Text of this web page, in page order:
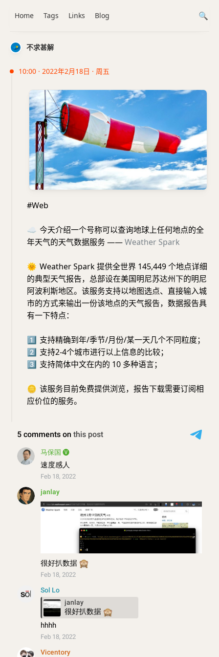
不求甚解
10:00 · 2022年2月18日 · 周五
#Web
☁️ 今天介绍一个号称可以查询地球上任何地点的全
年天气的天气数据服务 ——Weather Spark
🌞 Weather Spark 提供全世界 145,449 个地点详细
的典型天气报告，总部设在美国明尼苏达州下的明尼
阿波利斯地区。该服务支持以地图选点、直接输入城
市的方式来输出一份该地点的天气报告，数据报告具
有一下特点：
1⃣️ 支持精确到年/季节/月份/某一天几个不同粒度；
2⃣️ 支持2-4个城市进行以上信息的比较；
3⃣️ 支持简体中文在内的 10 多种语言；
🪙 该服务目前免费提供浏览，报告下载需要订阅相
应价位的服务。
Home Tags Links Blog